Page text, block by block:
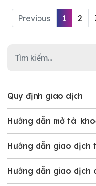
Quy định giao dịch
Hướng dẫn mở tài
Hướng dẫn giao dịch
Hướng dẫn giao dịch
Previous 1 2